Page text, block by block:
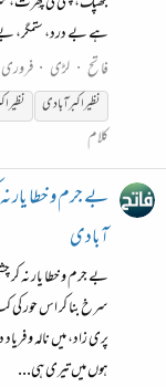
ہے بے درد، ستمگر،
فاتح لڑی فروری 11، 2014
نظیراکبر آبادی نظیر
کلام
بے جرم و خطا یار
آبادی
بے جرم و خطا یار نہ کر
سرخ بنا کر اس حور کی
پری زاد، میں نالہ و
ہوں میں تیری ہی...